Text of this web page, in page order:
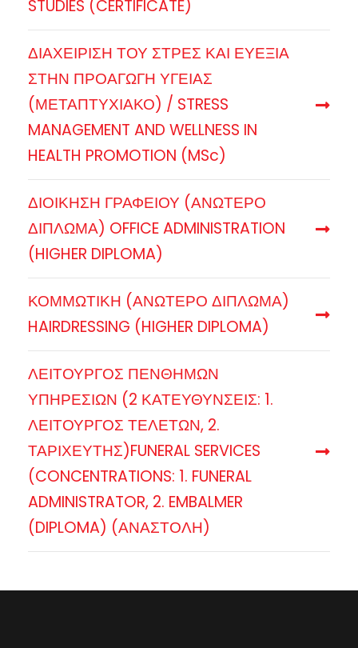
STUDIES (CERTIFICATE)
ΔΙΑΧΕΙΡΙΣΗ ΤΟΥ ΣΤΡΕΣ ΚΑΙ ΕΥΕΞΙΑ
ΣΤΗΝ ΠΡΟΑΓΩΓΗ ΥΓΕΙΑΣ
(ΜΕΤΑΠΤΥΧΙΑΚΟ) / STRESS
MANAGEMENT AND WELLNESS IN
HEALTH PROMOTION (MSc)
ΔΙΟΙΚΗΣΗ ΓΡΑΦΕΙΟΥ (ΑΝΩΤΕΡΟ
ΔΙΠΛΩΜΑ) OFFICE ADMINISTRATION
(HIGHER DIPLOMA)
ΚΟΜΜΩΤΙΚΗ (ΑΝΩΤΕΡΟ ΔΙΠΛΩΜΑ)
HAIRDRESSING (HIGHER DIPLOMA)
ΛΕΙΤΟΥΡΓΟΣ ΠΕΝΘΗΜΩΝ
ΥΠΗΡΕΣΙΩΝ (2 ΚΑΤΕΥΘΥΝΣΕΙΣ: 1.
ΛΕΙΤΟΥΡΓΟΣ ΤΕΛΕΤΩΝ, 2.
ΤΑΡΙΧΕΥΤΗΣ)FUNERAL SERVICES
(CONCENTRATIONS: 1. FUNERAL
ADMINISTRATOR, 2. EMBALMER
(DIPLOMA) (ΑΝΑΣΤΟΛΗ)